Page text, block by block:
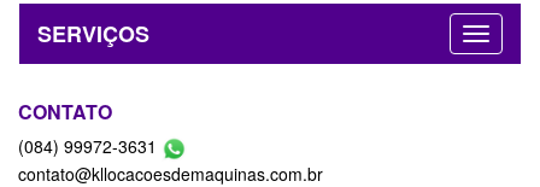
SERVIÇOS
CONTATO
(084) 99972-3631
contato@kllocacoesdemaquinas.com.br